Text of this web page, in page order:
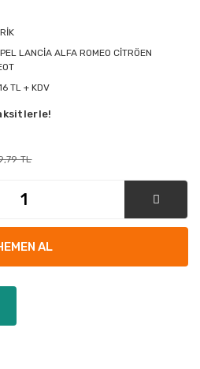
LANCİA ALFA ROMEO CİTRÖEN
TL + KDV
TL
AL